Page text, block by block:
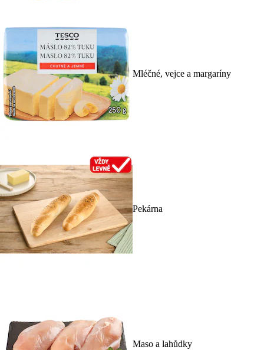
Mléčné, vejce a margaríny
Pekárna
Maso a lahůdky